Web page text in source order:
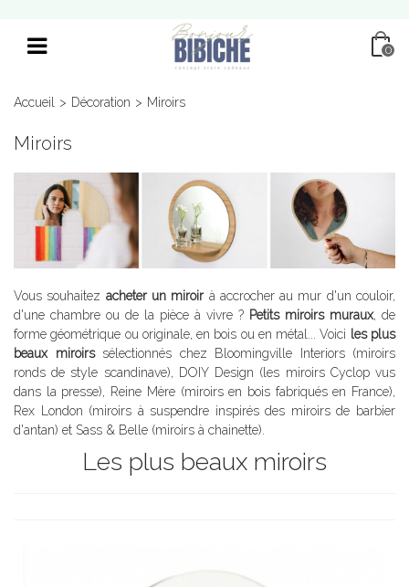
0
Accueil > Décoration > Miroirs
Miroirs
Vous souhaitez acheter un miroirà accrocher au mur d'un couloir,
d'une chambre ou de la pièce à vivre ? Petits miroirs muraux, de
forme géométrique ou originale, en bois ou en métal... Voici les plus
beaux miroirssélectionnés chez Bloomingville Interiors (miroirs
ronds de style scandinave), DOIY Design (les miroirs Cyclop vus
dans la presse), Reine Mère (miroirs en bois fabriqués en France),
Rex London (miroirs à suspendre inspirés des miroirs de barbier
d'antan) et Sass & Belle (miroirs à chainette).
Les plus beaux miroirs